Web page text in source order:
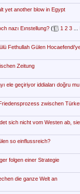
yet another blow in Egypt
nazı Eınstellung? ( 1 2 3
Fethullah Gülen
Zeitung
ele geçiriyor iddiaları doğru
zwischen
sich nicht vom Westen ab,
so einflussreich?
folgen einer Strategie
die ganze Welt an